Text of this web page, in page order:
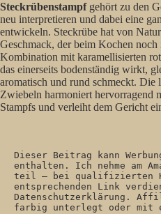
Steckrübenstampfgehört zu den
neu interpretieren und dabei eine
entwickeln. Steckrübe hat von
Geschmack, der beim Kochen
Kombination mit karamellisierten
das einerseits bodenständig wirkt,
aromatisch und rund schmeckt. Die
Zwiebeln harmoniert hervorragend
Stampfs und verleiht dem Gericht
Dieser Beitrag kann
enthalten. Ich nehme am
teil – bei qualifizierten
entsprechenden Link
Datenschutzerklärung.
farbig unterlegt oder mit